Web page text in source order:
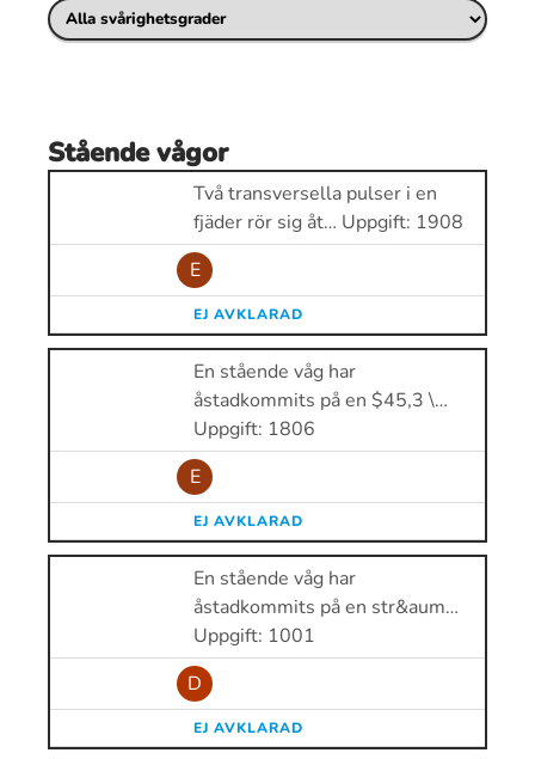
Stående vågor
Två transversella pulser i en
fjäder rör sig åt… Uppgift: 1908
E
EJ AVKLARAD
En stående våg har
åstadkommits på en $45,3 \…
Uppgift: 1806
E
EJ AVKLARAD
En stående våg har
åstadkommits på en str&aum…
Uppgift: 1001
D
EJ AVKLARAD